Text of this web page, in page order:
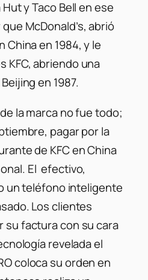
y Taco Bell en ese
McDonald’s, abrió
China en 1984, y le
KFC, abriendo una
en 1987.
la marca no fue todo;
pagar por la
de KFC en China
El efectivo,
un teléfono inteligente
Los clientes
su factura con su cara
revelada el
coloca su orden en